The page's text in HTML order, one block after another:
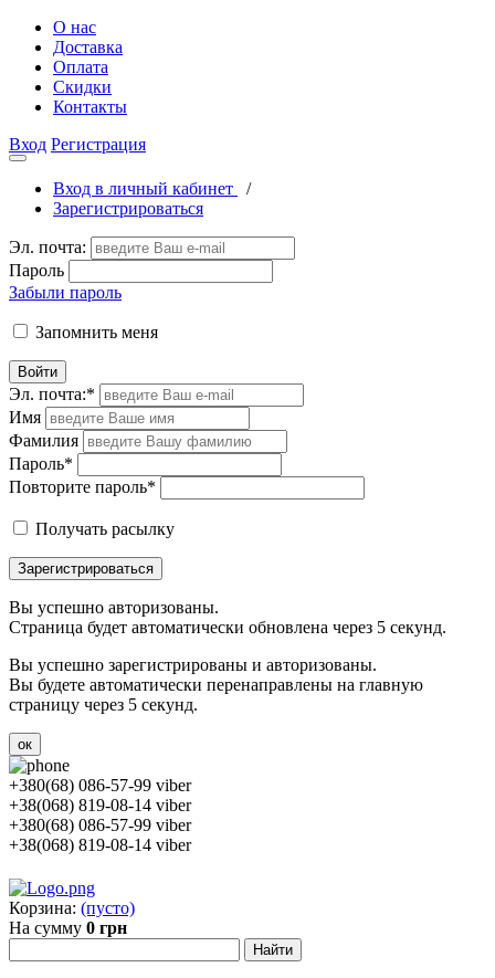
О нас
Доставка
Оплата
Скидки
Контакты
Вход Регистрация
Вход в личный кабинет
/
Зарегистрироваться
Эл. почта:
Пароль
Забыли пароль
Запомнить меня
Войти
Эл. почта:*
Имя
Фамилия
Пароль*
Повторите пароль*
Получать расылку
Зарегистрироваться
Вы успешно авторизованы.
Страница будет автоматически обновлена через 5 секунд.
Вы успешно зарегистрированы и авторизованы.
Вы будете автоматически перенаправлены на главную
страницу через 5 секунд.
ок
+380(68) 086-57-99 viber
+38(068) 819-08-14 viber
+380(68) 086-57-99 viber
+38(068) 819-08-14 viber
Корзина: (пусто)
На сумму 0 грн